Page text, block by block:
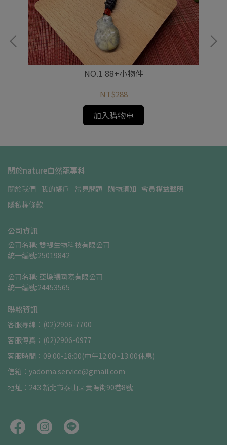
NO.1 88+小物件
NT$288
加入購物車
關於nature自然寵專科
關於我們 我的帳戶 常見問題 購物須知 會員權益聲明
隱私權條款
公司資訊
公司名稱: 雙禔生物科技有限公司
統一編號:25019842
公司名稱: 亞垛禡國際有限公司
統一編號:24453565
聯絡資訊
客服專線：(02)2906-7700
客服傳真：(02)2906-0977
客服時間：09:00-18:00(中午12:00~13:00休息)
信箱：yadoma.service@gmail.com
地址：243 新北市泰山區貴陽街90巷8號